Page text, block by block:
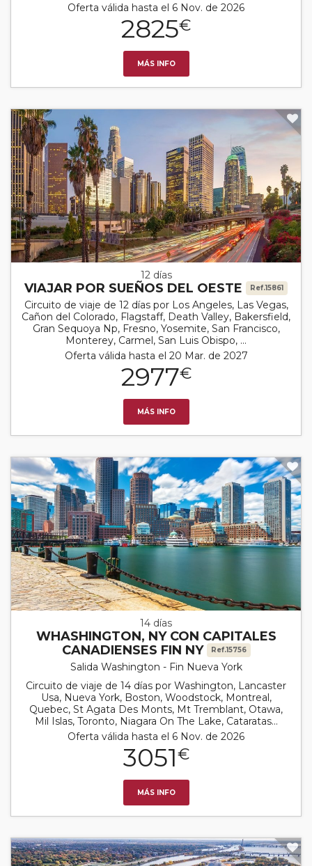
Oferta válida hasta el 6 Nov. de 2026
2825€
MÁS INFO
12 días
VIAJAR POR SUEÑOS DEL OESTE Ref.15861
Circuito de viaje de 12 días por Los Angeles, Las Vegas,
Cañon del Colorado, Flagstaff, Death Valley, Bakersfield,
Gran Sequoya Np, Fresno, Yosemite, San Francisco,
Monterey, Carmel, San Luis Obispo, ...
Oferta válida hasta el 20 Mar. de 2027
2977€
MÁS INFO
14 días
WHASHINGTON, NY CON CAPITALES
CANADIENSES FIN NY
Ref.15756
Salida Washington - Fin Nueva York
Circuito de viaje de 14 días por Washington, Lancaster
Usa, Nueva York, Boston, Woodstock, Montreal,
Quebec, St Agata Des Monts, Mt Tremblant, Otawa,
Mil Islas, Toronto, Niagara On The Lake, Cataratas...
Oferta válida hasta el 6 Nov. de 2026
3051€
MÁS INFO